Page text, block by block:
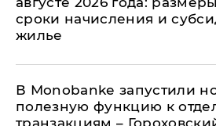
сроки начисления и
жилье
В Мonobankе запустили
полезную функцию к